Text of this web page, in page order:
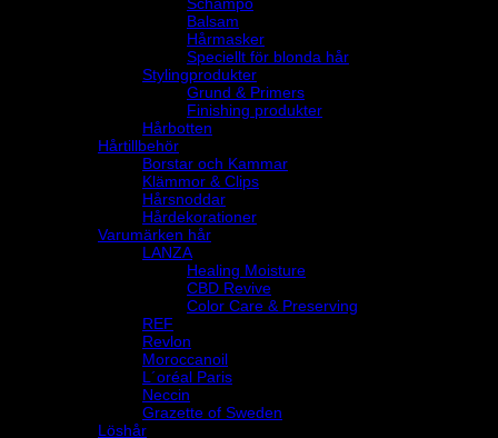
Balsam
Hårmasker
Speciellt för blonda hår
Stylingprodukter
Grund & Primers
Finishing produkter
Hårbotten
Hårtillbehör
Borstar och Kammar
Klämmor & Clips
Hårsnoddar
Hårdekorationer
Varumärken hår
LANZA
Healing Moisture
CBD Revive
Color Care & Preserving
REF
Revlon
Moroccanoil
L´oréal Paris
Neccin
Grazette of Sweden
Löshår